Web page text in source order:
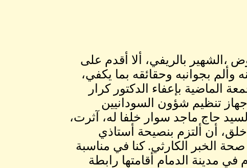
بالريفي، ألا أقدم على
بجوانبه وحقائقه بما يكفي،
الماضية بإعفاء الدكتور كرار
جهاز تنظيم شؤون السودانيين
حاج ماجد سوار خلفا له، آثرت،
أن ألتزم بنصيحة أستاذي
صحة الخبر الكارثي. كنا في مناسبة
جامعة حزينة تلك الأمسية،الجمعة 28 فبراير 2014م في مدينة الدمام أقامتها رابطة